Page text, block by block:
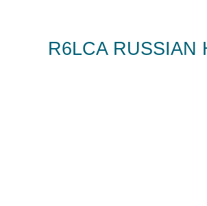
R6LCA RUSSIAN